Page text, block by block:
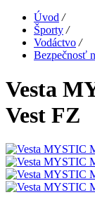
Úvod /
Športy /
Vodáctvo /
Bezpečnosť
Vesta
Vest FZ